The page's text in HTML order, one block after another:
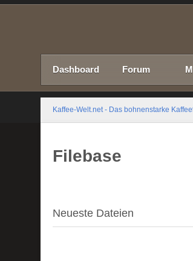
Dashboard Forum
Kaffee-Welt.net - Das bohnenstarke
Filebase
Neueste Dateien